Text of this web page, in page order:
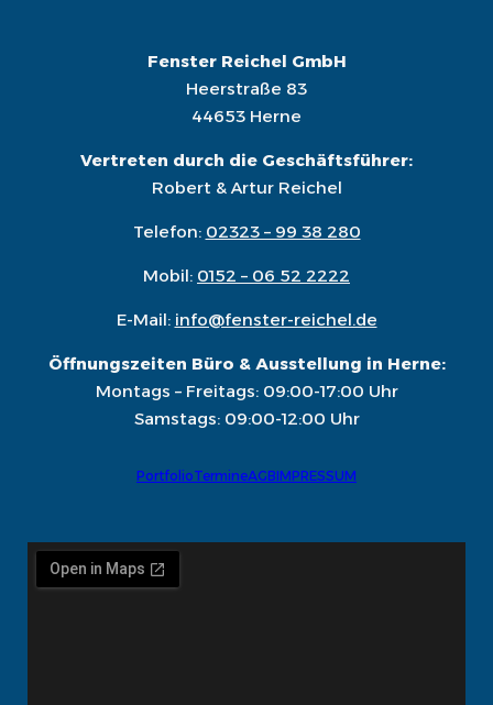
Fenster Reichel GmbH
Heerstraße 83
44653 Herne
Vertreten durch die Geschäftsführer:
Robert & Artur Reichel
Telefon: 02323 – 99 38 280
Mobil: 0152 – 06 52 2222
E-Mail: info@fenster-reichel.de
Öffnungszeiten Büro & Ausstellung in Herne:
Montags – Freitags: 09:00-17:00 Uhr
Samstags: 09:00-12:00 Uhr
PortfolioTermineAGBIMPRESSUM